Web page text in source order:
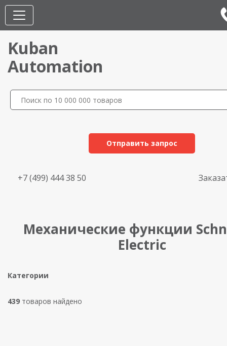
Kuban
Automation
Отправить запрос
+7 (499) 444 38 50
Механические функции
Electric
Категории
439 товаров найдено